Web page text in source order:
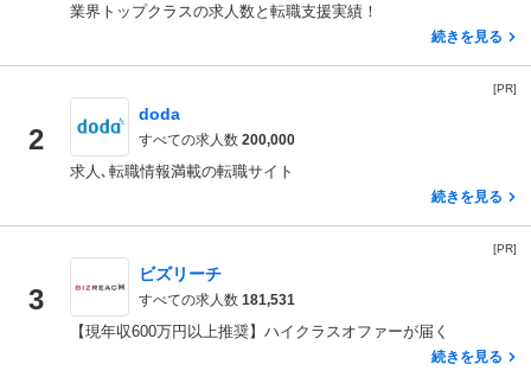
業界トップクラスの求人数と転職支援実績！
続きを見る
[PR]
2
doda
すべての求人数 200,000
求人､転職情報満載の転職サイト
続きを見る
[PR]
3
ビズリーチ
すべての求人数 181,531
【現年収600万円以上推奨】ハイクラスオファーが届く
続きを見る